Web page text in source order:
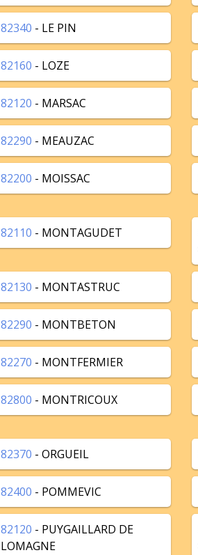
82340 - LE PIN
82160 - LOZE
82120 - MARSAC
82290 - MEAUZAC
82200 - MOISSAC
82110 - MONTAGUDET
82130 - MONTASTRUC
82290 - MONTBETON
82270 - MONTFERMIER
82800 - MONTRICOUX
82370 - ORGUEIL
82400 - POMMEVIC
82120 - PUYGAILLARD DE
LOMAGNE